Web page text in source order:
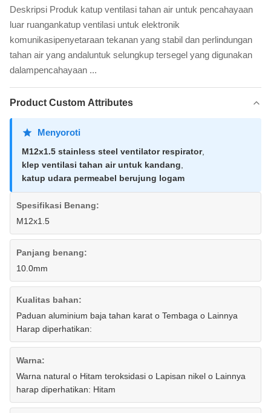
Deskripsi Produk katup ventilasi tahan air untuk pencahayaan
luar ruangankatup ventilasi untuk elektronik
komunikasipenyetaraan tekanan yang stabil dan perlindungan
tahan air yang andaluntuk selungkup tersegel yang digunakan
dalampencahayaan ...
Product Custom Attributes
Menyoroti
M12x1.5 stainless steel ventilator respirator,
klep ventilasi tahan air untuk kandang
katup udara permeabel berujung logam
Spesifikasi Benang:
M12x1.5
Panjang benang:
10.0mm
Kualitas bahan:
Paduan aluminium baja tahan karat o Tembaga o Lainnya
Harap diperhatikan:
Warna:
Warna natural o Hitam teroksidasi o Lapisan nikel o Lainnya
harap diperhatikan: Hitam